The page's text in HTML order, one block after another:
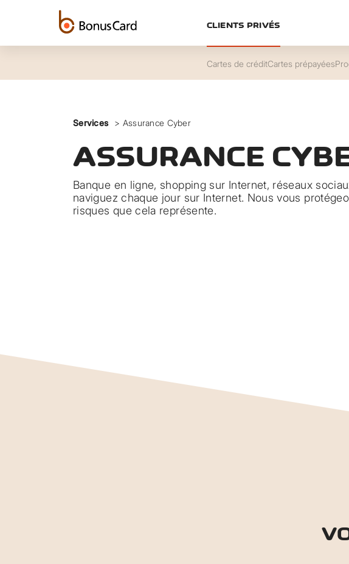
Services > Assurance Cyber
ASSURANCE
Banque en ligne, shopping sur Internet, réseaux
naviguez chaque jour sur Internet. Nous vous
risques que cela représente.
CLIENTS PRIVÉS
Cartes de créditCartes prépayées